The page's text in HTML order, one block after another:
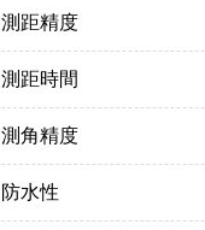
測距精度
測距時間
測角精度
防水性